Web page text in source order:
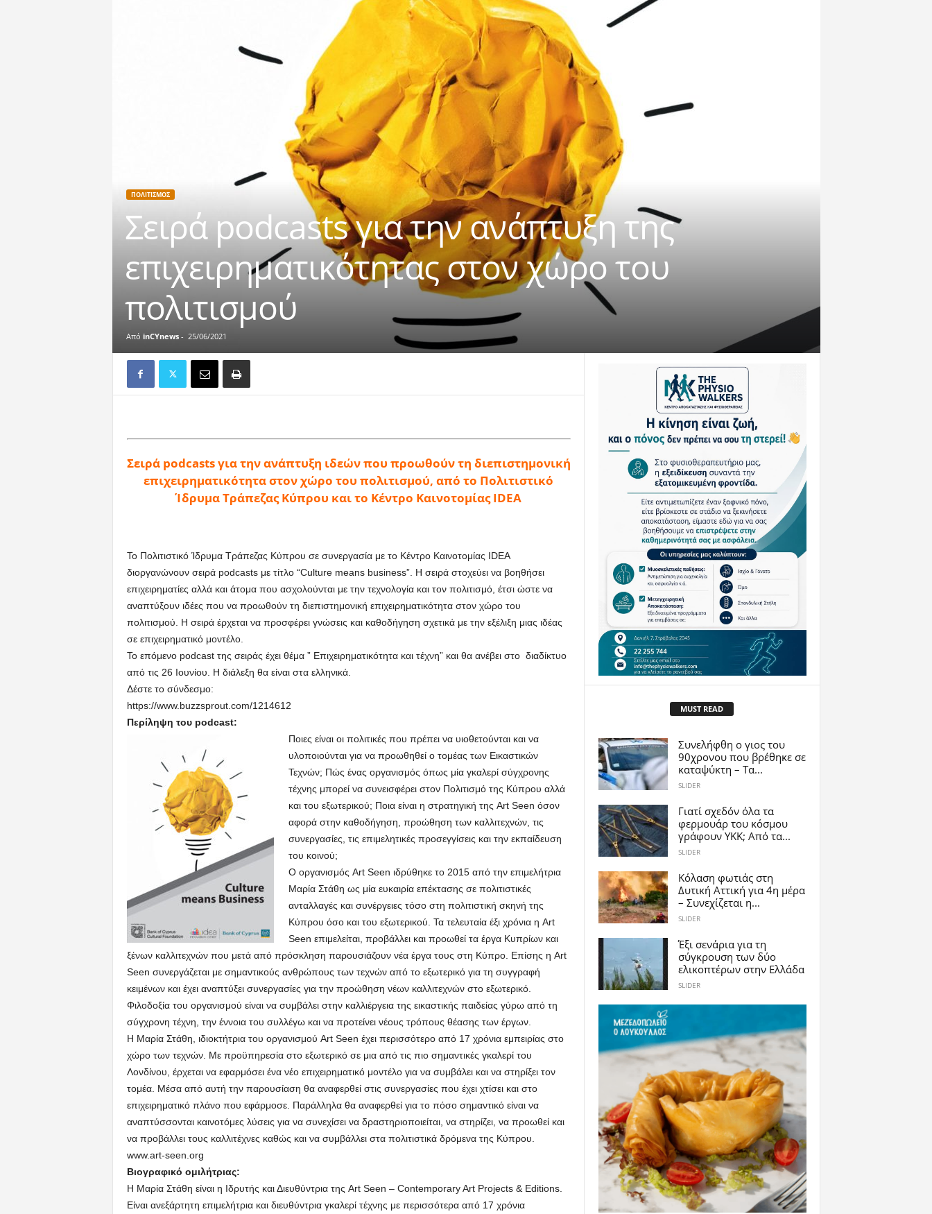
ΠΟΛΙΤΙΣΜΟΣ
Σειρά podcasts για την ανάπτυξη της
επιχειρηματικότητας στον χώρο του
πολιτισμού
Από inCYnews- 25/06/2021
Σειρά podcasts για την ανάπτυξη ιδεών που προωθούν τη διεπιστημονική
επιχειρηματικότητα στον χώρο του πολιτισμού, από το Πολιτιστικό
Ίδρυμα Τράπεζας Κύπρου και το Κέντρο Καινοτομίας IDEA
Το Πολιτιστικό Ίδρυμα Τράπεζας Κύπρου σε συνεργασία με το Κέντρο Καινοτομίας IDEA
διοργανώνουν σειρά podcasts με τίτλο “Culture means business”. Η σειρά στοχεύει να βοηθήσει
επιχειρηματίες αλλά και άτομα που ασχολούνται με την τεχνολογία και τον πολιτισμό, έτσι ώστε να
αναπτύξουν ιδέες που να προωθούν τη διεπιστημονική επιχειρηματικότητα στον χώρο του
πολιτισμού. Η σειρά έρχεται να προσφέρει γνώσεις και καθοδήγηση σχετικά με την εξέλιξη μιας ιδέας
σε επιχειρηματικό μοντέλο.
Το επόμενο podcast της σειράς έχει θέμα ” Επιχειρηματικότητα και τέχνη” και θα ανέβει στο διαδίκτυο
από τις 26 Ιουνίου. Η διάλεξη θα είναι στα ελληνικά.
Δέστε το σύνδεσμο:
https://www.buzzsprout.com/1214612
Περίληψη του podcast:
Ποιες είναι οι πολιτικές που πρέπει να υιοθετούνται και να
υλοποιούνται για να προωθηθεί ο τομέας των Εικαστικών
Τεχνών; Πώς ένας οργανισμός όπως μία γκαλερί σύγχρονης
τέχνης μπορεί να συνεισφέρει στον Πολιτισμό της Κύπρου αλλά
και του εξωτερικού; Ποια είναι η στρατηγική της Art Seen όσον
αφορά στην καθοδήγηση, προώθηση των καλλιτεχνών, τις
συνεργασίες, τις επιμελητικές προσεγγίσεις και την εκπαίδευση
του κοινού;
Ο οργανισμός Art Seen ιδρύθηκε το 2015 από την επιμελήτρια
Μαρία Στάθη ως μία ευκαιρία επέκτασης σε πολιτιστικές
ανταλλαγές και συνέργειες τόσο στη πολιτιστική σκηνή της
Κύπρου όσο και του εξωτερικού. Τα τελευταία έξι χρόνια η Art
Seen επιμελείται, προβάλλει και προωθεί τα έργα Κυπρίων και
ξένων καλλιτεχνών που μετά από πρόσκληση παρουσιάζουν νέα έργα τους στη Κύπρο. Επίσης η Art
Seen συνεργάζεται με σημαντικούς ανθρώπους των τεχνών από το εξωτερικό για τη συγγραφή
κειμένων και έχει αναπτύξει συνεργασίες για την προώθηση νέων καλλιτεχνών στο εξωτερικό.
Φιλοδοξία του οργανισμού είναι να συμβάλει στην καλλιέργεια της εικαστικής παιδείας γύρω από τη
σύγχρονη τέχνη, την έννοια του συλλέγω και να προτείνει νέους τρόπους θέασης των έργων.
Η Μαρία Στάθη, ιδιοκτήτρια του οργανισμού Art Seen έχει περισσότερο από 17 χρόνια εμπειρίας στο
χώρο των τεχνών. Με προϋπηρεσία στο εξωτερικό σε μια από τις πιο σημαντικές γκαλερί του
Λονδίνου, έρχεται να εφαρμόσει ένα νέο επιχειρηματικό μοντέλο για να συμβάλει και να στηρίξει τον
τομέα. Μέσα από αυτή την παρουσίαση θα αναφερθεί στις συνεργασίες που έχει χτίσει και στο
επιχειρηματικό πλάνο που εφάρμοσε. Παράλληλα θα αναφερθεί για το πόσο σημαντικό είναι να
αναπτύσσονται καινοτόμες λύσεις για να συνεχίσει να δραστηριοποιείται, να στηρίζει, να προωθεί και
να προβάλλει τους καλλιτέχνες καθώς και να συμβάλλει στα πολιτιστικά δρόμενα της Κύπρου.
www.art-seen.org
Βιογραφικό ομιλήτριας:
Η Μαρία Στάθη είναι η Ιδρυτής και Διευθύντρια της Art Seen – Contemporary Art Projects & Editions.
Είναι ανεξάρτητη επιμελήτρια και διευθύντρια γκαλερί τέχνης με περισσότερα από 17 χρόνια
MUST READ
Συνελήφθη ο γιος του
90χρονου που βρέθηκε σε
καταψύκτη – Τα...
SLIDER
Γιατί σχεδόν όλα τα
φερμουάρ του κόσμου
γράφουν YKK; Από τα...
SLIDER
Κόλαση φωτιάς στη
Δυτική Αττική για 4η μέρα
– Συνεχίζεται η...
SLIDER
Έξι σενάρια για τη
σύγκρουση των δύο
ελικοπτέρων στην Eλλάδα
SLIDER